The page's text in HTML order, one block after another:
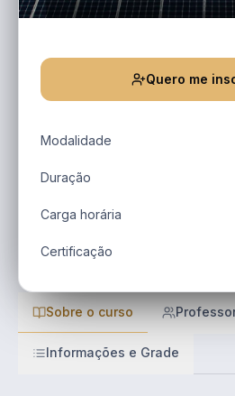
Sobre o curso
Informações e Grade
Quero me
Modalidade
Duração
Carga horária
Certificação